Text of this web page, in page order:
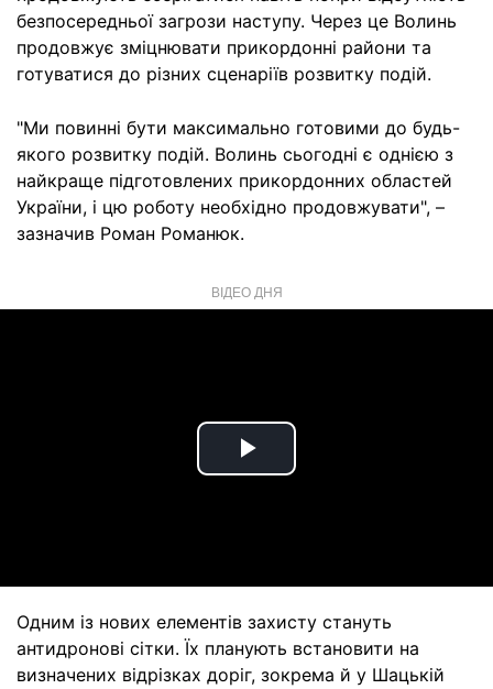
безпосередньої загрози наступу. Через це Волинь
продовжує зміцнювати прикордонні райони та
готуватися до різних сценаріїв розвитку подій.
"Ми повинні бути максимально готовими до будь-
якого розвитку подій. Волинь сьогодні є однією з
найкраще підготовлених прикордонних областей
України, і цю роботу необхідно продовжувати", –
зазначив Роман Романюк.
ВІДЕО ДНЯ
Play
Одним із нових елементів захисту стануть
антидронові сітки. Їх планують встановити на
визначених відрізках доріг, зокрема й у Шацькій